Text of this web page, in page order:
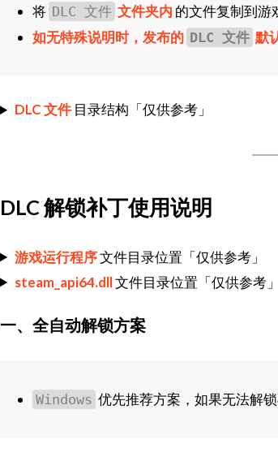
将 DLC 文件 文件夹内 的文件复制到游
如无特殊说明时，发布的 DLC 文件 默
DLC 文件目录结构「仅供参考」
DLC 解锁补丁使用说明
游戏运行程序文件目录位置「仅供参考」
steam_api64.dll文件目录位置「仅供参考」
一、全自动解锁方案
Windows 优先推荐方案，如果无法解